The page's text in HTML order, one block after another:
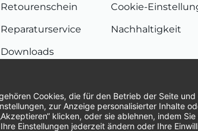
Retourenschein
Reparaturservice
Downloads
Cookie-
Nachhaltigkeit